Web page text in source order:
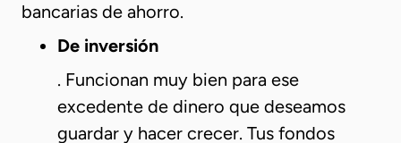
bancarias de ahorro.
De inversión
. Funcionan muy bien para ese
excedente de dinero que deseamos
guardar y hacer crecer. Tus fondos